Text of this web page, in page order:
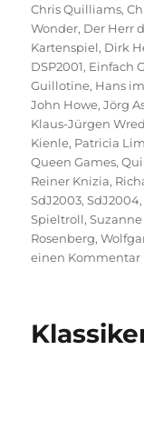
Chris Quilliams,
Wonder, Der Herr
Kartenspiel, Dirk
DSP2001, Einfach
Guillotine, Hans
John Howe,Jörg
Klaus-Jürgen
Kienle, Patricia
Queen Games,
Reiner Knizia,
SdJ2003,SdJ2004
Spieltroll,
Rosenberg,
einen Kommentar